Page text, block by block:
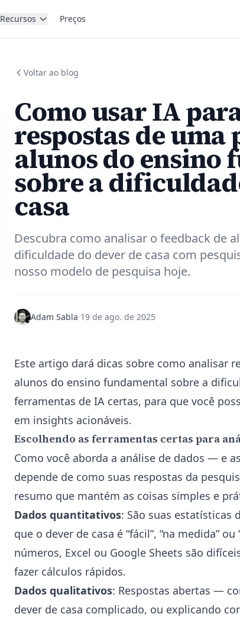
Recursos Preços
Voltar ao blog
Como usar IA
respostas de uma
alunos do ensino
sobre a
casa
Descubra como analisar o feedback de
dificuldade do dever de casa com
nosso modelo de pesquisa hoje.
Adam Sabla·19 de ago. de 2025
Este artigo dará dicas sobre como analisar
alunos do ensino fundamental sobre a
ferramentas de IA certas, para que você
em insights acionáveis.
Escolhendo as ferramentas certas para
Como você aborda a análise de dados — e
depende de como suas respostas da
resumo que mantém as coisas simples e
Dados quantitativos: São suas estatísticas
que o dever de casa é “fácil”, “na medida”
números, Excel ou Google Sheets são
fazer cálculos rápidos.
Dados qualitativos: Respostas abertas —
dever de casa complicado, ou explicando